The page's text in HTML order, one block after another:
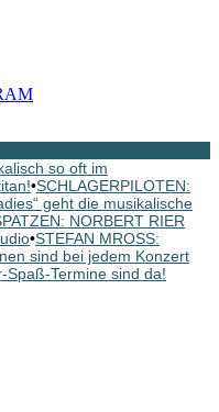
so oft im
•SCHLAGERPILOTEN:
geht die musikalische
NORBERT RIER
•STEFAN MROSS:
sind bei jedem Konzert
Spaß-Termine sind da!